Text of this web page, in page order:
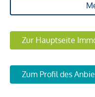
Zur Hauptseite
Zum Profil des